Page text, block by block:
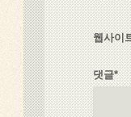
웹사이
댓글*